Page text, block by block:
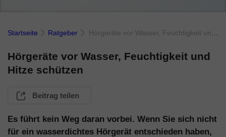
Startseite Ratgeber Hörgeräte vor Wasser, Feuchtigkeit und Hitze schützen
Hörgeräte vor Wasser, Feuchtigkeit und
Hitze schützen
Beitrag teilen
Es führt kein Weg daran vorbei. Wenn Sie sich nicht
für ein wasserdichtes Hörgerät entschieden haben,